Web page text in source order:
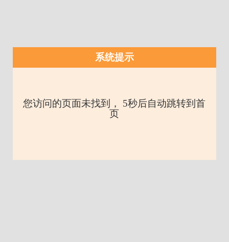
系统提示
您访问的页面未找到， 5秒后自动跳转到首
页